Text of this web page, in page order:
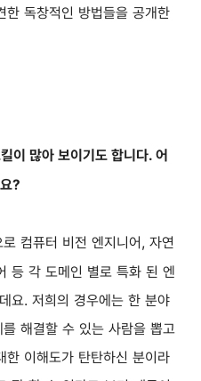
한 독창적인 방법들을 공개한
이 많아 보이기도 합니다. 어
?
컴퓨터 비전 엔지니어, 자연
등 각 도메인 별로 특화 된 엔
요. 저희의 경우에는 한 분야
해결할 수 있는 사람을 뽑고
한 이해도가 탄탄하신 분이라